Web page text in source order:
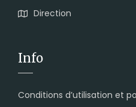
Direction
Info
Conditions d’utilisation et